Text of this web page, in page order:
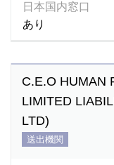
日本国内窓口
あり
C.E.O HUMAN
LIMITED
LTD)
送出機関